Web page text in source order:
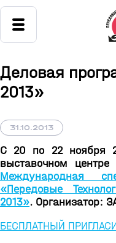
Деловая
2013»
31.10.2013
С 20 по 22 ноября
выставочном
Международная
«Передовые
2013». Организатор:
БЕСПЛАТНЫЙ